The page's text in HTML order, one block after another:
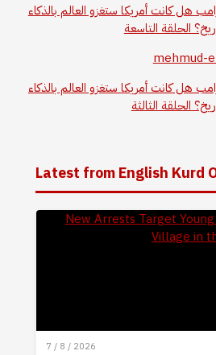
هل كانت أمريكا ستغزو العالم بالذكاء
الحلقة التاسعة
هل كانت أمريكا ستغزو العالم بالذكاء
الحلقة الثالثة
Latest from English Kurd
7 / 8 / 2026